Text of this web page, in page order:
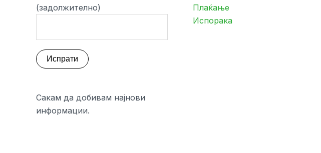
(задолжително)
Сакам да добивам најнови
информации.
Плаќање
Испорака